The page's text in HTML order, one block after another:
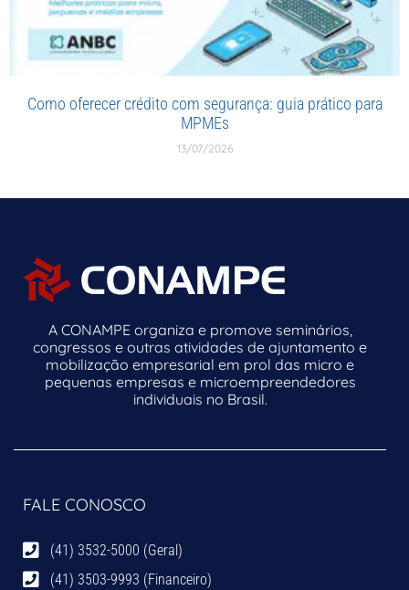
Como oferecer crédito com segurança: guia prático para
MPMEs
13/07/2026
A CONAMPE organiza e promove seminários,
congressos e outras atividades de ajuntamento e
mobilização empresarial em prol das micro e
pequenas empresas e microempreendedores
individuais no Brasil.
FALE CONOSCO
(41) 3532-5000 (Geral)
(41) 3503-9993 (Financeiro)